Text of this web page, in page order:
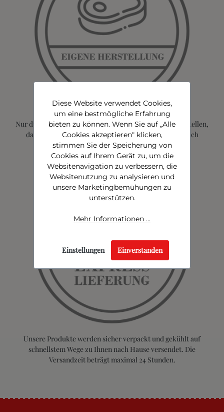
Nur durch unsere eigene Produktion können wir sicherstellen,
dass die Produkte so frisch und hochwertig wie möglich
hergestellt sind und verkauft werden.
Unsere Produkte werden sicher verpackt und gekühlt auf
schnellstem Wege zu Ihnen nach Hause versendet. Die
Versandzeit beträgt maximal 24 Stunden.
Diese Website verwendet Cookies,
um eine bestmögliche Erfahrung
bieten zu können. Wenn Sie auf „Alle
Cookies akzeptieren" klicken,
stimmen Sie der Speicherung von
Cookies auf Ihrem Gerät zu, um die
Websitenavigation zu verbessern, die
Websitenutzung zu analysieren und
unsere Marketingbemühungen zu
unterstützen.
Mehr Informationen ...
Einstellungen Einverstanden